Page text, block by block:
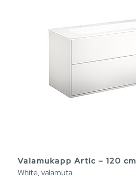
Valamukapp Artic – 120 cm
White, valamuta